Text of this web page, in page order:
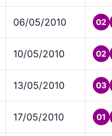
06/05/2010 02
10/05/2010 02
13/05/2010 03
17/05/2010 01